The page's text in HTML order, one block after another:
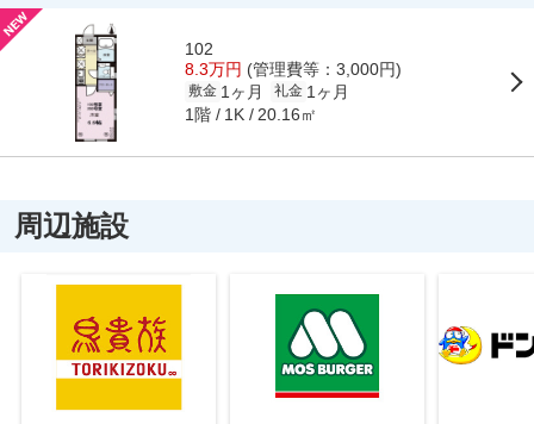
102
8.3万円 (管理費等：3,000円)
敷金 1ヶ月 礼金 1ヶ月
1階 1K 20.16㎡
周辺施設